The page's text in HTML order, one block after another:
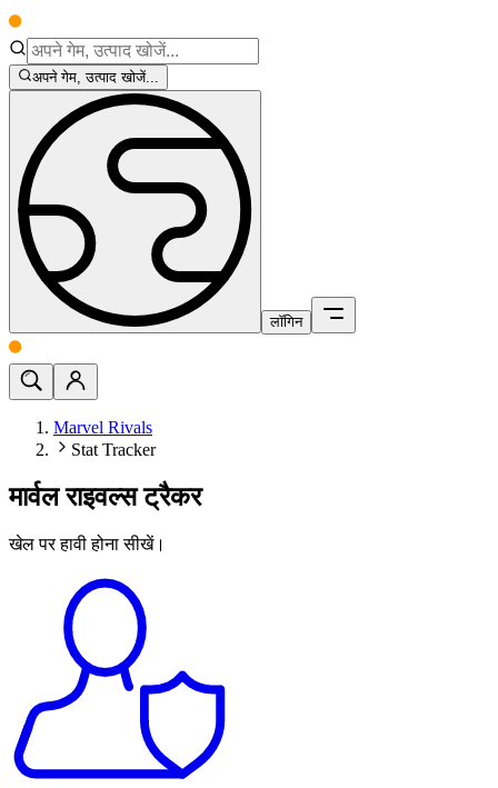
अपने गेम, उत्पाद खोजें...
लॉगिन
Marvel Rivals
Stat Tracker
मार्वल राइवल्स ट्रैकर
खेल पर हावी होना सीखें।